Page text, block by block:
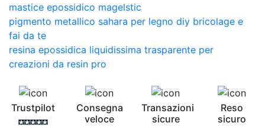
mastice epossidico magelstic
pigmento metallico sahara per legno diy bricolage e
fai da te
resina epossidica liquidissima trasparente per
creazioni da resin pro
Trustpilot
Consegna
veloce
Transazioni
sicure
Reso
sicuro